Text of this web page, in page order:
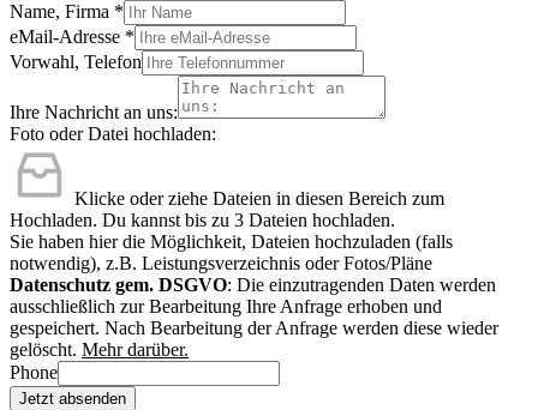
Name, Firma *
eMail-Adresse *
Vorwahl, Telefon
Ihre Nachricht an uns:
Foto oder Datei hochladen:
Klicke oder ziehe Dateien in diesen Bereich zum
Hochladen. Du kannst bis zu 3 Dateien hochladen.
Sie haben hier die Möglichkeit, Dateien hochzuladen (falls
notwendig), z.B. Leistungsverzeichnis oder Fotos/Pläne
Datenschutz gem. DSGVO: Die einzutragenden Daten werden
ausschließlich zur Bearbeitung Ihre Anfrage erhoben und
gespeichert. Nach Bearbeitung der Anfrage werden diese wieder
gelöscht. Mehr darüber.
Phone
Jetzt absenden